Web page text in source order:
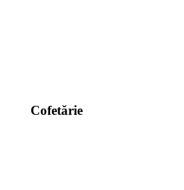
Cofetărie